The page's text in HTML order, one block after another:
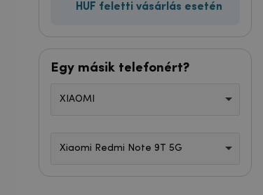
HUF feletti vásárlás esetén
Egy másik telefonért?
XIAOMI
Xiaomi Redmi Note 9T 5G